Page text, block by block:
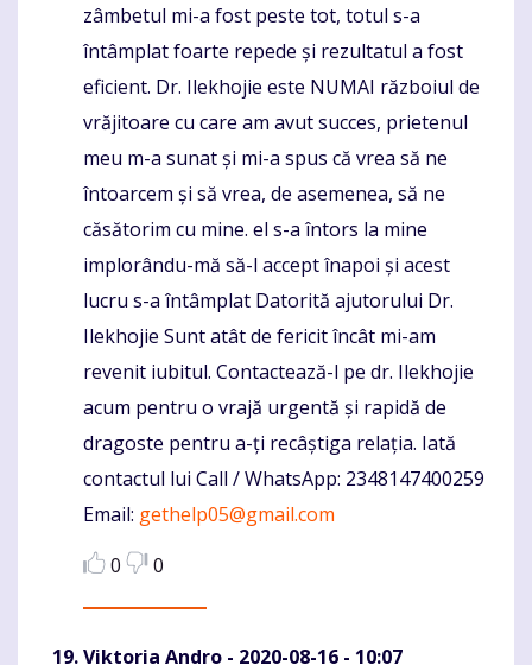
zâmbetul mi-a fost peste tot, totul s-a
întâmplat foarte repede și rezultatul a fost
eficient. Dr. Ilekhojie este NUMAI războiul de
vrăjitoare cu care am avut succes, prietenul
meu m-a sunat și mi-a spus că vrea să ne
întoarcem și să vrea, de asemenea, să ne
căsătorim cu mine. el s-a întors la mine
implorându-mă să-l accept înapoi și acest
lucru s-a întâmplat Datorită ajutorului Dr.
Ilekhojie Sunt atât de fericit încât mi-am
revenit iubitul. Contactează-l pe dr. Ilekhojie
acum pentru o vrajă urgentă și rapidă de
dragoste pentru a-ți recâștiga relația. Iată
contactul lui Call / WhatsApp: 2348147400259
Email: gethelp05@gmail.com
0
0
Viktoria Andro - 2020-08-16 - 10:07